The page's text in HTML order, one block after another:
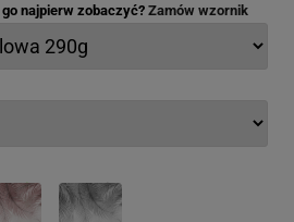
najpierw zobaczyć? Zamów wzornik